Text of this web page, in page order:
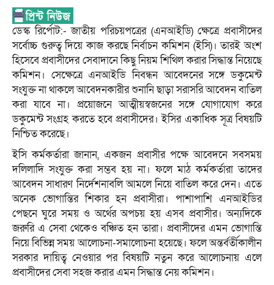
ডেস্ক রির্পোট:- জাতীয় পরিচয়পত্রের (এনআইডি) ক্ষেত্রে প্রবাসীদের
সর্বোচ্চ গুরুত্ব দিয়ে কাজ করছে নির্বাচন কমিশন (ইসি)। তারই অংশ
হিসেবে প্রবাসীদের সেবাদানে কিছু নিয়ম শিথিল করার সিদ্ধান্ত নিয়েছে
কমিশন। সেক্ষেত্রে এনআইডি নিবন্ধন আবেদনের সঙ্গে ডকুমেন্ট
সংযুক্ত না থাকলে আবেদনকারীর শুনানি ছাড়া সরাসরি আবেদন বাতিল
করা যাবে না। প্রয়োজনে আত্মীয়স্বজনের সঙ্গে যোগাযোগ করে
ডকুমেন্ট সংগ্রহ করতে হবে প্রবাসীদের। ইসির একাধিক সূত্র বিষয়টি
নিশ্চিত করেছে।
ইসি কর্মকর্তারা জানান, একজন প্রবাসীর পক্ষে আবেদনে সবসময়
দলিলাদি সংযুক্ত করা সম্ভব হয় না। ফলে মাঠ কর্মকর্তারা তাদের
আবেদন সাধারণ নির্দেশনাবলি আমলে নিয়ে বাতিল করে দেন। এতে
অনেক ভোগান্তির শিকার হন প্রবাসীরা। পাশাপাশি এনআইডির
পেছনে ঘুরে সময় ও অর্থের অপচয় হয় এসব প্রবাসীর। অন্যদিকে
জরুরি এ সেবা থেকেও বঞ্চিত হন তারা। প্রবাসীদের এমন ভোগান্তি
নিয়ে বিভিন্ন সময় আলোচনা-সমালোচনা হয়েছে। ফলে অন্তর্বর্তীকালীন
সরকার দায়িত্ব নেওয়ার পর বিষয়টি নতুন করে আলোচনায় এলে
প্রবাসীদের সেবা সহজ করার এমন সিদ্ধান্ত নেয় কমিশন।